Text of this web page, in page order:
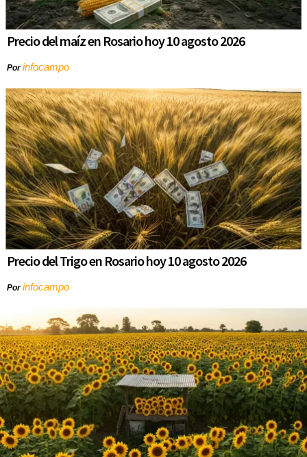
Precio del maíz en Rosario hoy 10 agosto 2026
Porinfocampo
Precio del Trigo en Rosario hoy 10 agosto 2026
Porinfocampo